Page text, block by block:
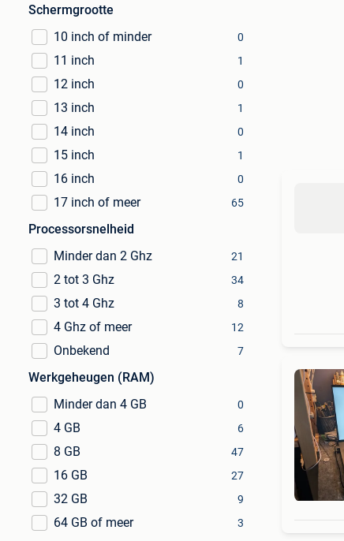
Schermgrootte
10 inch of minder
0
11 inch 1
12 inch 0
13 inch 1
14 inch 0
15 inch 1
16 inch 0
17 inch of meer 65
Processorsnelheid
Minder dan 2 Ghz
21
2 tot 3 Ghz 34
3 tot 4 Ghz 8
4 Ghz of meer 12
Onbekend 7
Werkgeheugen (RAM)
Minder dan 4 GB
0
4 GB 6
8 GB 47
16 GB 27
32 GB 9
64 GB of meer 3